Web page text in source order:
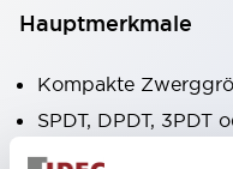
Hauptmerkmale
Kompakte
SPDT, DPDT,
Hohe Schaltleistung